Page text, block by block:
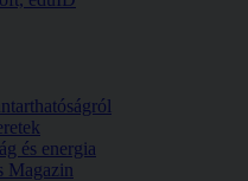
és energia
Magazin